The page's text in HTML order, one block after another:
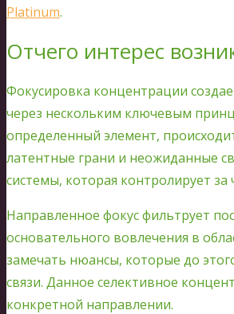
Platinum.
Отчего интерес
Фокусировка концентрации
через нескольким ключевым
определенный элемент,
латентные грани и неожиданные
системы, которая контролирует
Направленное фокус фильтрует
основательного вовлечения в
замечать нюансы, которые до
связи. Данное селективное
конкретной направлении.